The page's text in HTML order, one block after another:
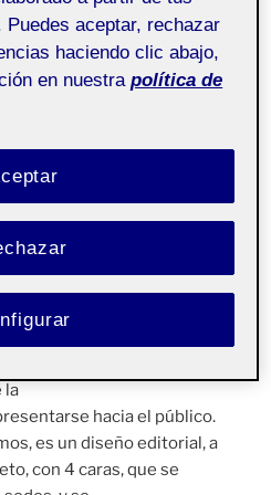
de folletos, carteles por la
instalaciones en cuanto a
no 1 prototipo sino
la
hacia el público.
es un diseño editorial, a
con 4 caras, que se
Puedes aceptar, rechazar
haciendo clic abajo,
en nuestra política de